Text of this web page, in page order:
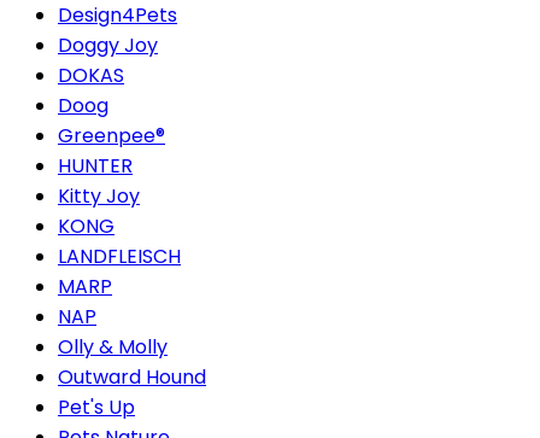
Design4Pets
Doggy Joy
DOKAS
Doog
Greenpee®
HUNTER
Kitty Joy
KONG
LANDFLEISCH
MARP
NAP
Olly & Molly
Outward Hound
Pet's Up